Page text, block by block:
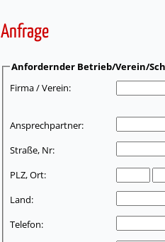
Anfrage
Anfordernder Betrieb/Verein/
Firma / Verein:
Ansprechpartner:
Straße, Nr:
PLZ, Ort:
Land:
Telefon: